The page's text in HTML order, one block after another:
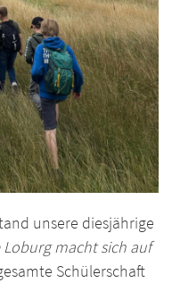
unsere diesjährige
Loburg macht sich auf
Schülerschaft